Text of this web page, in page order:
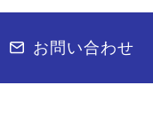
お問い合わせ